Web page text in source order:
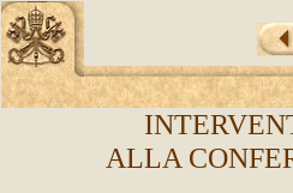
ALLA